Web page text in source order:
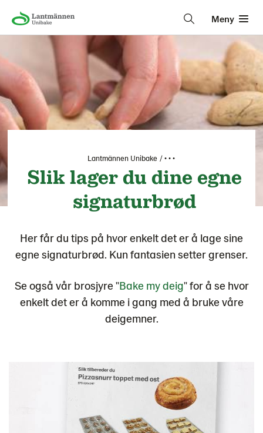
Meny
Lantmännen Unibake • • •
Slik lager du dine egne
signaturbrød
Her får du tips på hvor enkelt det er å lage sine
egne signaturbrød. Kun fantasien setter grenser.
Se også vår brosjyre "Bake my deig" for å se hvor
enkelt det er å komme i gang med å bruke våre
deigemner.